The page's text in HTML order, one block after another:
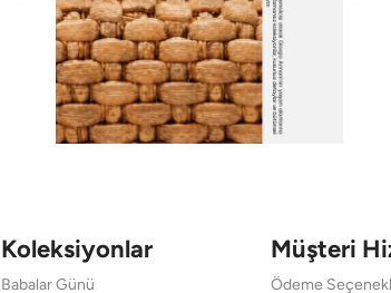
Koleksiyonlar
Babalar Günü
Müşteri
Ödeme